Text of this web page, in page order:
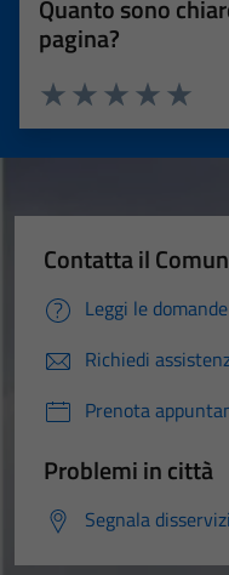
Quanto sono
pagina?
Valuta
Valuta 4
Valuta 3 stelle
Valuta 2 stelle su 5
Valuta 1 stelle su 5
Contatta il
Leggi le
Richiedi
Prenota
Problemi in città
Segnala